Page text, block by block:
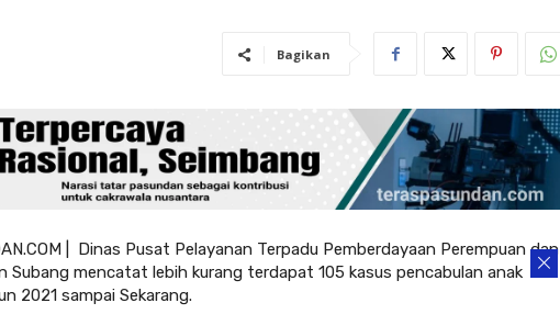
Bagikan
| Dinas Pusat Pelayanan Terpadu Pemberdayaan Perempuan dan
Subang mencatat lebih kurang terdapat 105 kasus pencabulan anak
2021 sampai Sekarang.